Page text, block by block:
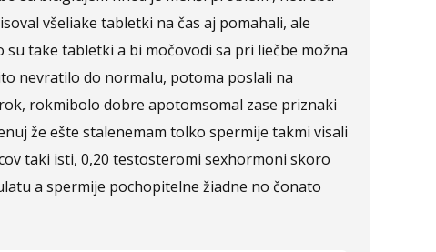
všeliake tabletki na čas aj pomahali, ale
take tabletki a bi močovodi sa pri liečbe možna
nevratilo do normalu, potoma poslali na
rokmibolo dobre apotomsomal zase priznaki
že ešte stalenemam tolko spermije takmi visali
taki isti, 0,20 testosteromi sexhormoni skoro
a spermije pochopitelne žiadne no čonato